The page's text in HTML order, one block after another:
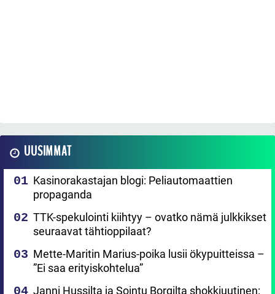
UUSIMMAT
Kasinorakastajan blogi: Peliautomaattien
propaganda
TTK-spekulointi kiihtyy – ovatko nämä julkkikset
seuraavat tähtioppilaat?
Mette-Maritin Marius-poika lusii ökypuitteissa –
”Ei saa erityiskohtelua”
Janni Hussilta ja Sointu Borgilta shokkiuutinen: